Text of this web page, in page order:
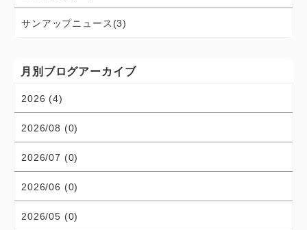
サンアップニュース(3)
月別ブログアーカイブ
2026 (4)
2026/08 (0)
2026/07 (0)
2026/06 (0)
2026/05 (0)